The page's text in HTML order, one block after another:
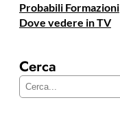
Probabili Formazioni
Dove vedere in TV
Cerca